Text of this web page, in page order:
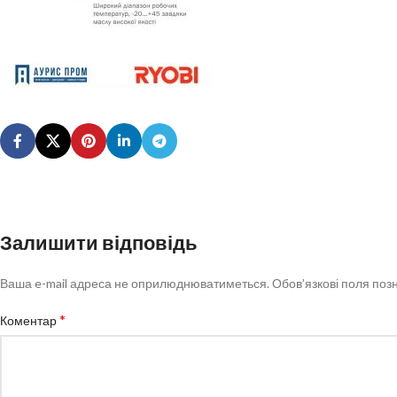
Залишити відповідь
Ваша e-mail адреса не оприлюднюватиметься. Обов’язкові поля
Коментар*